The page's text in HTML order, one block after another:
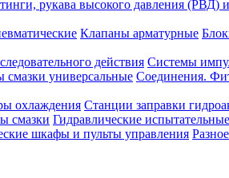
рукава высокого давления (РВД)
Клапаны арматурные
действия Системы
смазки универсальные Соединения.
охлаждения Станции заправки
смазки Гидравлические
шкафы и пульты управления Разное